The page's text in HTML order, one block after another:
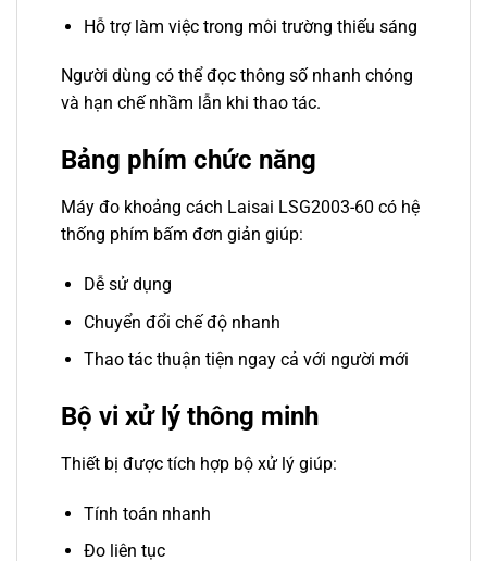
Hỗ trợ làm việc trong môi trường thiếu sáng
Người dùng có thể đọc thông số nhanh chóng
và hạn chế nhầm lẫn khi thao tác.
Bảng phím chức năng
Máy đo khoảng cách Laisai LSG2003-60 có hệ
thống phím bấm đơn giản giúp:
Dễ sử dụng
Chuyển đổi chế độ nhanh
Thao tác thuận tiện ngay cả với người mới
Bộ vi xử lý thông minh
Thiết bị được tích hợp bộ xử lý giúp:
Tính toán nhanh
Đo liên tục